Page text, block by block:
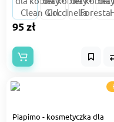
95 zł
Piapimo - kosmetyczka dla